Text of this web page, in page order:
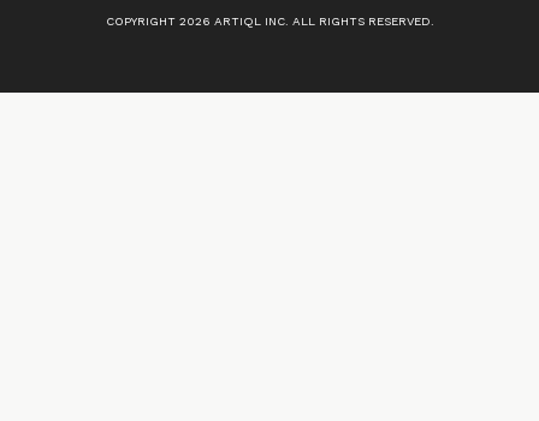
COPYRIGHT 2026 ARTIQL INC. ALL RIGHTS RESERVED.